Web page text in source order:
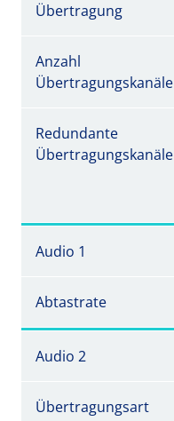
Übertragung
Anzahl
Übertragungskanäle
Redundante
Übertragungskanäle
Audio 1
Abtastrate
Audio 2
Übertragungsart